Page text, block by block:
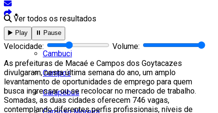
Cidades
Todos
Cambuci
Campos
Carapebus
Ver todos os resultados
▶️ Play ⏸️ Pause
Velocidade:
Volume:
As prefeituras de Macaé e Campos dos Goytacazes
divulgaram, nesta última semana do ano, um amplo
levantamento de oportunidades de emprego para quem
busca ingressar ou se recolocar no mercado de trabalho.
Somadas, as duas cidades oferecem 746 vagas,
contemplando diferentes perfis profissionais, níveis de